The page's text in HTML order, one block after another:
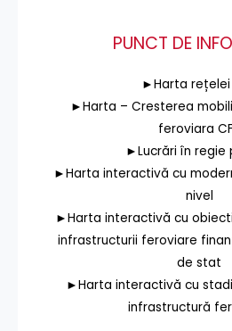
PUNCT DE
►Harta rețelei
►Harta – Cresterea
feroviara
►Lucrări în regie
►Harta interactivă cu
nivel
►Harta interactivă cu
infrastructurii feroviare
de stat
►Harta interactivă cu
infrastructură